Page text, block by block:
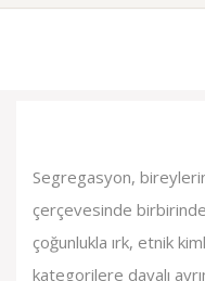
Segregasyon,
çerçevesinde
çoğunlukla ırk, etnik
kategorilere dayalı